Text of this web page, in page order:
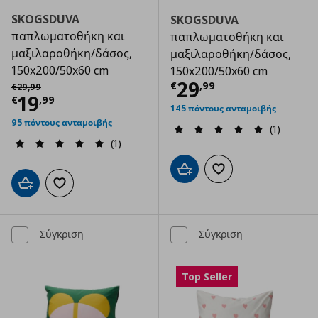
SKOGSDUVA
παπλωματοθήκη και
μαξιλαροθήκη/δάσος,
150x200/50x60 cm
€29,99
Αρχική τιμή
€19,99
Τρέχουσα τιμή € 19,99
95 πόντους ανταμοιβής
(1)
Προσθήκη στο καλάθι
Προσθήκη στα αγαπημένα
SKOGSDUVA
παπλωματοθήκη και
μαξιλαροθήκη/δάσος,
150x200/50x60 cm
€29,99
Τρέχουσα
145 πόντους ανταμοιβής
(1)
Προσθήκη στο καλάθι
Προσθήκη στα
Σύγκριση Σύγκριση
Top Seller